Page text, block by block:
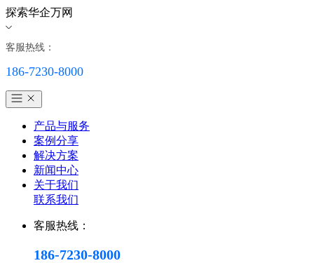
探索华企万网
客服热线：
186-7230-8000
产品与服务
案例分享
解决方案
新闻中心
关于我们
联系我们
客服热线：
186-7230-8000